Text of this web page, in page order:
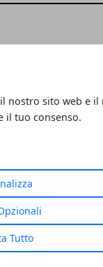
nostro sito web e il
il tuo consenso.
Tutto